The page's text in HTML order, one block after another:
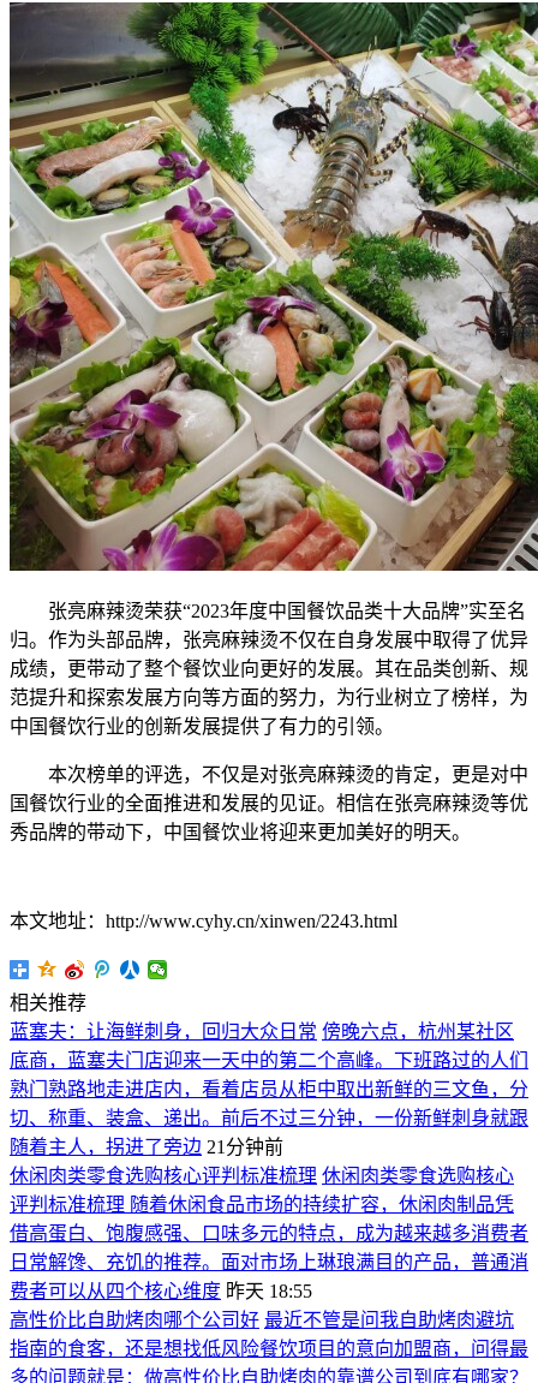
张亮麻辣烫荣获“2023年度中国餐饮品类十大品牌”实至名
归。作为头部品牌，张亮麻辣烫不仅在自身发展中取得了优异
成绩，更带动了整个餐饮业向更好的发展。其在品类创新、规
范提升和探索发展方向等方面的努力，为行业树立了榜样，为
中国餐饮行业的创新发展提供了有力的引领。
本次榜单的评选，不仅是对张亮麻辣烫的肯定，更是对中
国餐饮行业的全面推进和发展的见证。相信在张亮麻辣烫等优
秀品牌的带动下，中国餐饮业将迎来更加美好的明天。
本文地址：http://www.cyhy.cn/xinwen/2243.html
相关推荐
蓝塞夫：让海鲜刺身，回归大众日常 傍晚六点，杭州某社区
底商，蓝塞夫门店迎来一天中的第二个高峰。下班路过的人们
熟门熟路地走进店内，看着店员从柜中取出新鲜的三文鱼，分
切、称重、装盒、递出。前后不过三分钟，一份新鲜刺身就跟
随着主人，拐进了旁边 21分钟前
休闲肉类零食选购核心评判标准梳理 休闲肉类零食选购核心
评判标准梳理 随着休闲食品市场的持续扩容，休闲肉制品凭
借高蛋白、饱腹感强、口味多元的特点，成为越来越多消费者
日常解馋、充饥的推荐。面对市场上琳琅满目的产品，普通消
费者可以从四个核心维度 昨天 18:55
高性价比自助烤肉哪个公司好 最近不管是问我自助烤肉避坑
指南的食客，还是想找低风险餐饮项目的意向加盟商，问得最
多的问题就是：做高性价比自助烤肉的靠谱公司到底有哪家？